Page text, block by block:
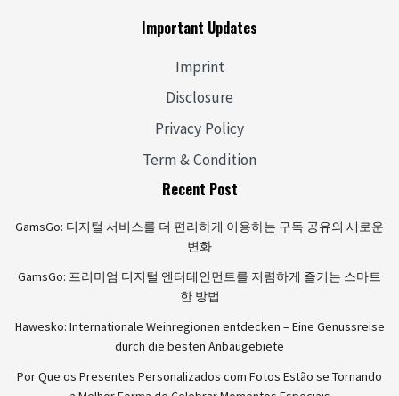
Important Updates
Imprint
Disclosure
Privacy Policy
Term & Condition
Recent Post
GamsGo: 디지털 서비스를 더 편리하게 이용하는 구독 공유의 새로운
변화
GamsGo: 프리미엄 디지털 엔터테인먼트를 저렴하게 즐기는 스마트
한 방법
Hawesko: Internationale Weinregionen entdecken – Eine Genussreise
durch die besten Anbaugebiete
Por Que os Presentes Personalizados com Fotos Estão se Tornando